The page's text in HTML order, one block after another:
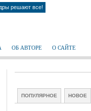
решают все!
ОБ АВТОРЕ О САЙТЕ
ПОПУЛЯРНОЕ НОВОЕ